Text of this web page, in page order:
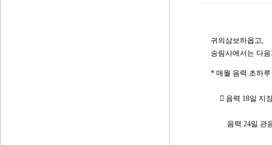
귀의삼보하옵고,
송림사에서는 다
* 매월 음력 초하
 음력 18일 지
음력 24일 관